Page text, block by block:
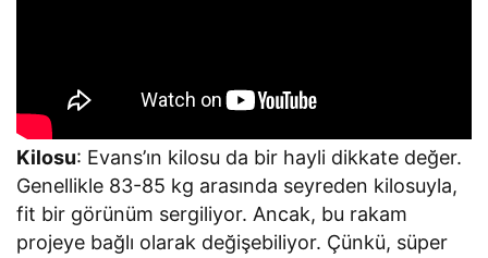
Kilosu: Evans’ın kilosu da bir hayli dikkate değer.
Genellikle 83-85 kg arasında seyreden kilosuyla,
fit bir görünüm sergiliyor. Ancak, bu rakam
projeye bağlı olarak değişebiliyor. Çünkü, süper